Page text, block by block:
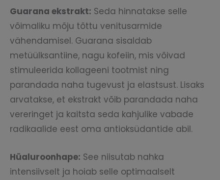
Guarana ekstrakt: Seda hinnatakse selle
võimaliku mõju tõttu venitusarmide
vähendamisel. Guarana sisaldab
metüülksantiine, nagu kofeiin, mis võivad
stimuleerida kollageeni tootmist ning
parandada naha tugevust ja elastsust. Lisaks
arvatakse, et ekstrakt võib parandada naha
vereringet ja kaitsta seda kahjulike vabade
radikaalide eest oma antioksüdantide abil.
Hüaluroonhape: See niisutab nahka
intensiivselt ja hoiab selle optimaalselt